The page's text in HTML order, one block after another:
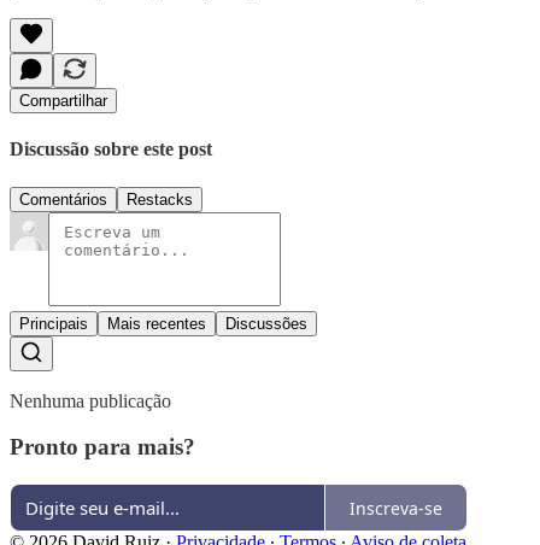
Compartilhar
Discussão sobre este post
Comentários Restacks
Principais Mais recentes Discussões
Nenhuma publicação
Pronto para mais?
Inscreva-se